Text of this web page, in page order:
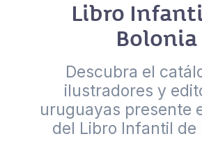
Libro
Bolonia
Descubra el
ilustradores y
uruguayas presente
del Libro Infantil de